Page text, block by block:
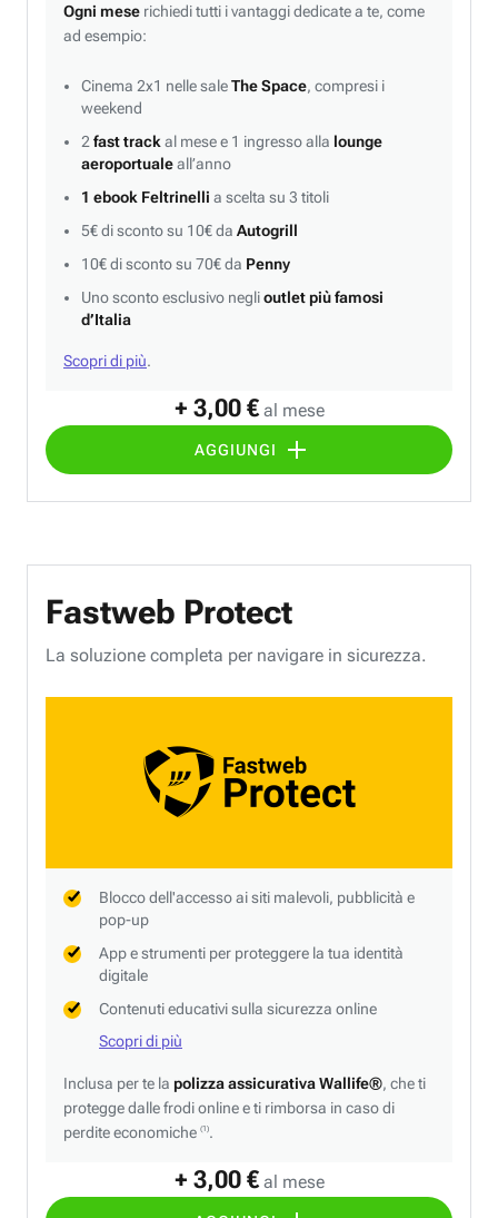
+ 3,00 € al mese
AGGIUNGI
Ogni mese richiedi tutti i vantaggi dedicate a te, come
ad esempio:
Cinema 2x1 nelle saleThe Space, compresi i
weekend
2 fast track al mese e 1 ingresso alla lounge
aeroportualeall’anno
1 ebook Feltrinelli a scelta su 3 titoli
5€ di sconto su 10€ da Autogrill
10€ di sconto su 70€ da Penny
Uno sconto esclusivo neglioutlet più famosi
d’Italia
Scopri di più.
Fastweb Protect
+ 3,00 € al mese
La soluzione completa per navigare in sicurezza.
Blocco dell'accesso ai siti malevoli, pubblicità e
pop-up
App e strumenti per proteggere la tua identità
digitale
Contenuti educativi sulla sicurezza online
Scopri di più
Inclusa per te la polizza assicurativa Wallife®, che ti
protegge dalle frodi online e ti rimborsa in caso di
perdite economiche (1).